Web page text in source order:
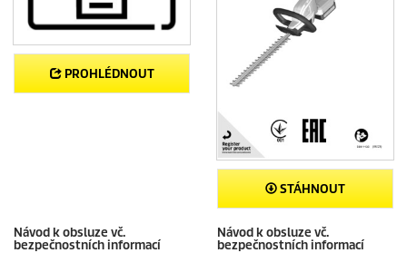
PROHLÉDNOUT
STÁHNOUT
Návod k obsluze vč.
bezpečnostních informací
Návod k obsluze vč.
bezpečnostních informací